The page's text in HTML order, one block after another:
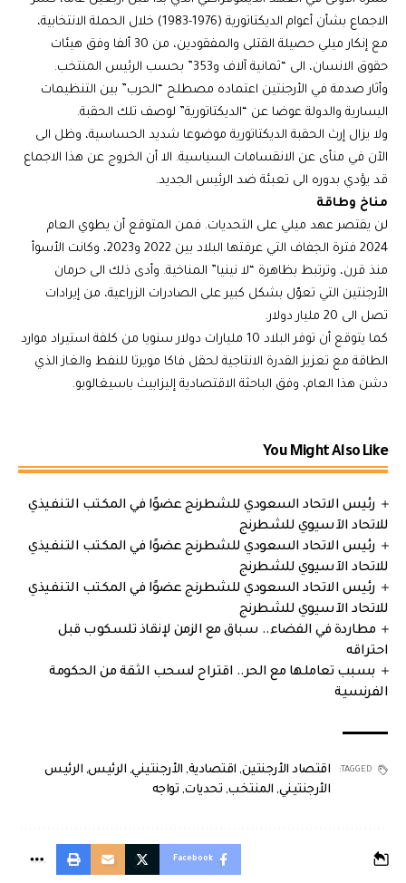
الاجماع بشأن أعوام الديكتاتورية (1976-1983) خلال الحملة الانتخابية،
مع إنكار ميلي حصيلة القتلى والمفقودين، من 30 ألفا وفق هيئات
حقوق الانسان، الى “ثمانية آلاف و353” بحسب الرئيس المنتخب.
وأثار صدمة في الأرجنتين اعتماده مصطلح “الحرب” بين التنظيمات
اليسارية والدولة عوضا عن “الديكتاتورية” لوصف تلك الحقبة.
ولا يزال إرث الحقبة الديكتاتورية موضوعا شديد الحساسية، وظل الى
الآن في منأى عن الانقسامات السياسية. الا أن الخروج عن هذا الاجماع
قد يؤدي بدوره الى تعبئة ضد الرئيس الجديد.
مناخ وطاقة
لن يقتصر عهد ميلي على التحديات. فمن المتوقع أن يطوي العام
2024 فترة الجفاف التي عرفتها البلاد بين 2022 و2023، وكانت الأسوأ
منذ قرن، وترتبط بظاهرة “لا نينيا” المناخية. وأدى ذلك الى حرمان
الأرجنتين التي تعوّل بشكل كبير على الصادرات الزراعية، من إيرادات
تصل الى 20 مليار دولار.
كما يتوقع أن توفر البلاد 10 مليارات دولار سنويا من كلفة استيراد موارد
الطاقة مع تعزيز القدرة الانتاجية لحقل فاكا مويرتا للنفط والغاز الذي
دشن هذا العام، وفق الباحثة الاقتصادية إليزابيث باسيغالوبو.
You Might Also Like
رئيس الاتحاد السعودي للشطرنج عضوًا في المكتب التنفيذي
للاتحاد الآسيوي للشطرنج
رئيس الاتحاد السعودي للشطرنج عضوًا في المكتب التنفيذي
للاتحاد الآسيوي للشطرنج
رئيس الاتحاد السعودي للشطرنج عضوًا في المكتب التنفيذي
للاتحاد الآسيوي للشطرنج
مطاردة في الفضاء.. سباق مع الزمن لإنقاذ تلسكوب قبل
احتراقه
بسبب تعاملها مع الحر.. اقتراح لسحب الثقة من الحكومة
الفرنسية
TAGGED: اقتصاد الأرجنتين, اقتصادية, الأرجنتيني, الرئيس, الرئيس
الأرجنتيني, المنتخب, تحديات, تواجه
Facebook